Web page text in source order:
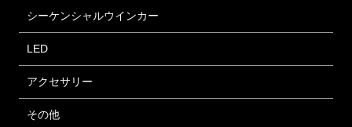
シーケンシャルウインカー
LED
アクセサリー
その他